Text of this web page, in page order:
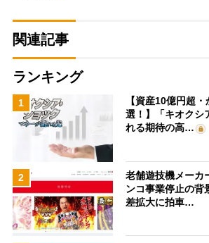
関連記事
ランキング
1
【資産10億円超
選！】「キオクシ
れる期待の高…
2
老舗遊技機メーカ
ンコ事業停止の
差拡大に拍車…